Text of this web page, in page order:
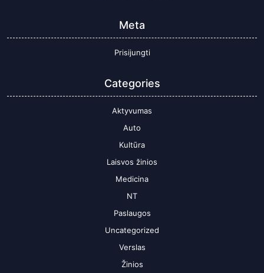
Meta
Prisijungti
Categories
Aktyvumas
Auto
Kultūra
Laisvos žinios
Medicina
NT
Paslaugos
Uncategorized
Verslas
Žinios